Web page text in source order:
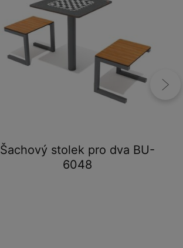
Šachový stolek pro dva BU-
6048